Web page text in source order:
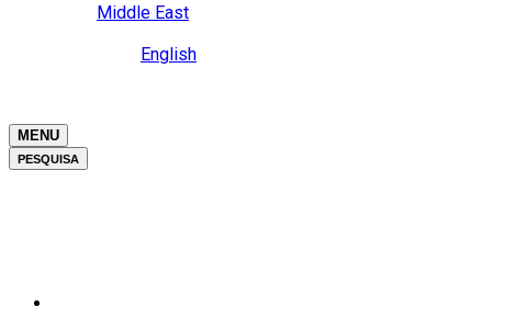
Middle East
English
MENU
PESQUISA